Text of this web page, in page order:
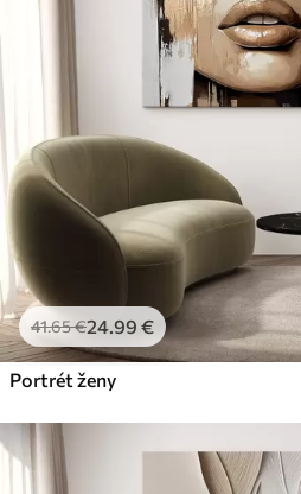
41.65€24.99 €
Portrét ženy